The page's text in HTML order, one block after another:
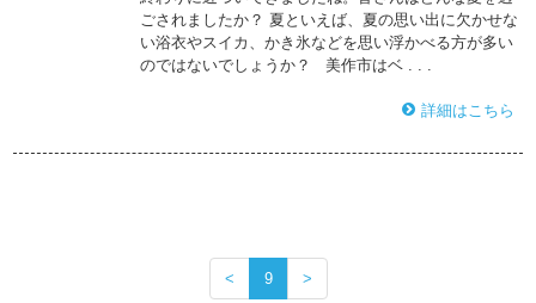
ごされましたか？ 夏といえば、夏の思い出に欠かせな
い浴衣やスイカ、かき氷などを思い浮かべる方が多い
のではないでしょうか？ 美作市はベ . . .
詳細はこちら
< 9 >